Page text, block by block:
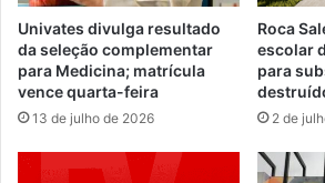
Univates divulga resultado
da seleção complementar
para Medicina; matrícula
vence quarta-feira
13 de julho de 2026
Roca
escolar
para
2 de